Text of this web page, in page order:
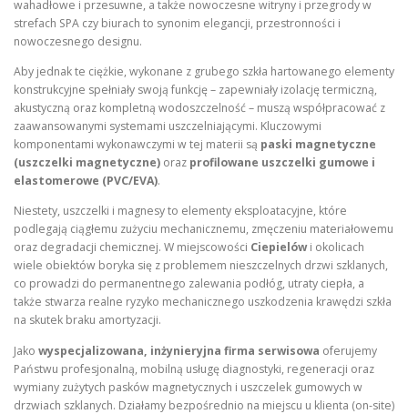
wahadłowe i przesuwne, a także nowoczesne witryny i przegrody w
strefach SPA czy biurach to synonim elegancji, przestronności i
nowoczesnego designu.
Aby jednak te ciężkie, wykonane z grubego szkła hartowanego elementy
konstrukcyjne spełniały swoją funkcję – zapewniały izolację termiczną,
akustyczną oraz kompletną wodoszczelność – muszą współpracować z
zaawansowanymi systemami uszczelniającymi. Kluczowymi
komponentami wykonawczymi w tej materii są paski magnetyczne
(uszczelki magnetyczne) oraz profilowane uszczelki gumowe i
elastomerowe (PVC/EVA).
Niestety, uszczelki i magnesy to elementy eksploatacyjne, które
podlegają ciągłemu zużyciu mechanicznemu, zmęczeniu materiałowemu
oraz degradacji chemicznej. W miejscowości Ciepielówi okolicach
wiele obiektów boryka się z problemem nieszczelnych drzwi szklanych,
co prowadzi do permanentnego zalewania podłóg, utraty ciepła, a
także stwarza realne ryzyko mechanicznego uszkodzenia krawędzi szkła
na skutek braku amortyzacji.
Jako wyspecjalizowana, inżynieryjna firma serwisowa oferujemy
Państwu profesjonalną, mobilną usługę diagnostyki, regeneracji oraz
wymiany zużytych pasków magnetycznych i uszczelek gumowych w
drzwiach szklanych. Działamy bezpośrednio na miejscu u klienta (on-site)